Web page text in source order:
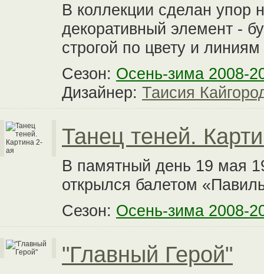
В коллекции сделан упор
декоративный элемент -
строгой по цвету и
Сезон: Осень-зима 2008-
Дизайнер: Таисия
Танец теней.
В памятный день 19 мая
открылся балетом
Сезон: Осень-зима 2008-
"Главный Герой"